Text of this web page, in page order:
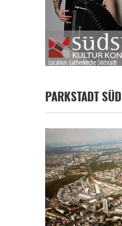
PARKSTADT SÜD